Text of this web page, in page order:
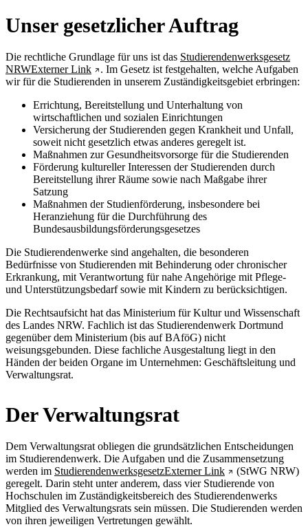
Unser gesetzlicher Auftrag
Die rechtliche Grundlage für uns ist das Studierendenwerksgesetz
NRWExterner Link
. Im Gesetz ist festgehalten, welche Aufgaben
wir für die Studierenden in unserem Zuständigkeitsgebiet erbringen:
Errichtung, Bereitstellung und Unterhaltung von
wirtschaftlichen und sozialen Einrichtungen
Versicherung der Studierenden gegen Krankheit und Unfall,
soweit nicht gesetzlich etwas anderes geregelt ist.
Maßnahmen zur Gesundheitsvorsorge für die Studierenden
Förderung kultureller Interessen der Studierenden durch
Bereitstellung ihrer Räume sowie nach Maßgabe ihrer
Satzung
Maßnahmen der Studienförderung, insbesondere bei
Heranziehung für die Durchführung des
Bundesausbildungsförderungsgesetzes
Die Studierendenwerke sind angehalten, die besonderen
Bedürfnisse von Studierenden mit Behinderung oder chronischer
Erkrankung, mit Verantwortung für nahe Angehörige mit Pflege-
und Unterstützungsbedarf sowie mit Kindern zu berücksichtigen.
Die Rechtsaufsicht hat das Ministerium für Kultur und Wissenschaft
des Landes NRW. Fachlich ist das Studierendenwerk Dortmund
gegenüber dem Ministerium (bis auf BAföG) nicht
weisungsgebunden. Diese fachliche Ausgestaltung liegt in den
Händen der beiden Organe im Unternehmen: Geschäftsleitung und
Verwaltungsrat.
Der Verwaltungsrat
Dem Verwaltungsrat obliegen die grundsätzlichen Entscheidungen
im Studierendenwerk. Die Aufgaben und die Zusammensetzung
werden im StudierendenwerksgesetzExterner Link
(StWG NRW)
geregelt. Darin steht unter anderem, dass vier Studierende von
Hochschulen im Zuständigkeitsbereich des Studierendenwerks
Mitglied des Verwaltungsrats sein müssen. Die Studierenden werden
von ihren jeweiligen Vertretungen gewählt.